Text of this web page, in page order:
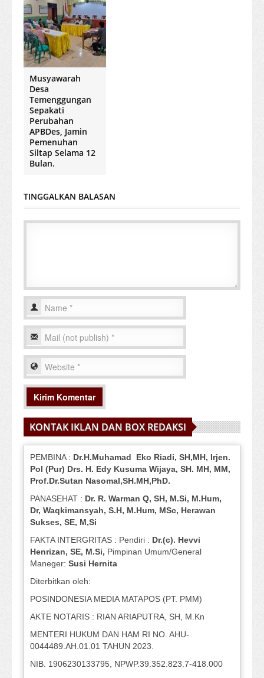
Musyawarah
Desa
Temenggungan
Sepakati
Perubahan
APBDes, Jamin
Pemenuhan
Siltap Selama 12
Bulan.
TINGGALKAN BALASAN
KONTAK IKLAN DAN BOX REDAKSI
PEMBINA : Dr.H.Muhamad Eko Riadi, SH,MH, Irjen.
Pol (Pur) Drs. H. Edy Kusuma Wijaya, SH. MH, MM,
Prof.Dr.Sutan Nasomal,SH.MH,PhD.
PANASEHAT : Dr. R. Warman Q, SH, M.Si, M.Hum,
Dr, Waqkimansyah, S.H, M.Hum, MSc, Herawan
Sukses, SE, M,Si
FAKTA INTERGRITAS : Pendiri : Dr.(c). Hevvi
Henrizan, SE, M.Si, Pimpinan Umum/General
Maneger: Susi Hernita
Diterbitkan oleh:
POSINDONESIA MEDIA MATAPOS (PT. PMM)
AKTE NOTARIS : RIAN ARIAPUTRA, SH, M.Kn
MENTERI HUKUM DAN HAM RI NO. AHU-
0044489.AH.01.01 TAHUN 2023.
NIB. 1906230133795, NPWP.39.352.823.7-418.000